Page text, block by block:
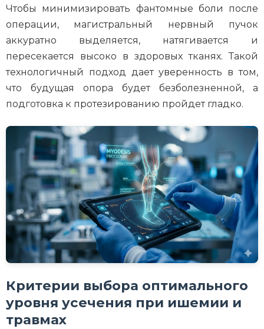
Чтобы минимизировать фантомные боли после
операции, магистральный нервный пучок
аккуратно выделяется, натягивается и
пересекается высоко в здоровых тканях. Такой
технологичный подход дает уверенность в том,
что будущая опора будет безболезненной, а
подготовка к протезированию пройдет гладко.
Критерии выбора оптимального
уровня усечения при ишемии и
травмах